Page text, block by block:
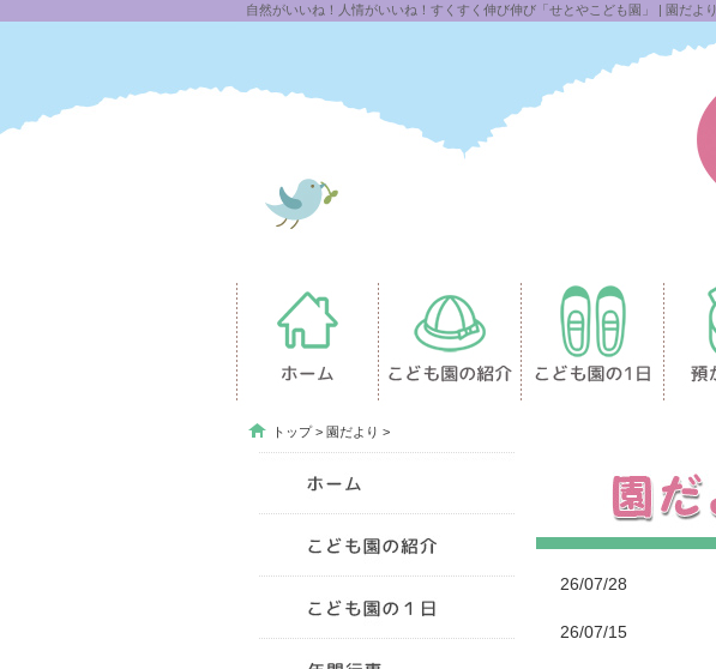
自然がいいね！人情がいいね！すくすく伸び伸び「せとやこども園」 | 園だより
トップ> 園だより >
26/07/28
26/07/15